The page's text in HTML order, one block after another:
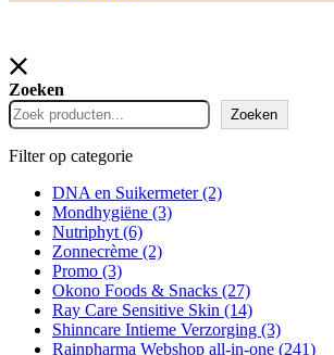
Zoeken
Zoeken
Filter op categorie
DNA en Suikermeter(2)
Mondhygiëne (3)
Nutriphyt (6)
Zonnecrème (2)
Promo (3)
Okono Foods & Snacks (27)
Ray Care Sensitive Skin (14)
Shinncare Intieme Verzorging (3)
Rainpharma Webshop all-in-one (241)